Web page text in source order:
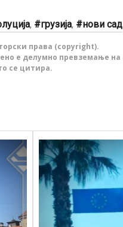
, грузија, нови сад
права (copyright).
е делумно превземање на
се цитира.